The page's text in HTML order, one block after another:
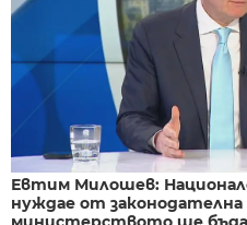
Евтим Милошев:
нуждае от